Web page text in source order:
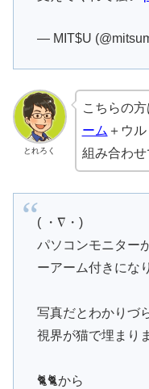
— MIT$U
とれろく
こちらの方
ーム ＋ウ
組み合わせ
( ・∇・)
パソコンモニター
ーアーム付きにな
写真だとわかりづ
視界が猫で埋まり
🐈🐈から